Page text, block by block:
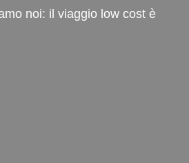
noi: il viaggio low cost è